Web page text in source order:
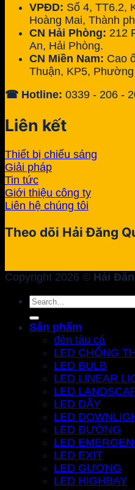
VPĐD: Số 4, TT6.2,
Hoàng Mai, Thành
CN Hải Phòng: 212
An, Hải Phòng.
CN Miền Nam: Cao
Thuận, KP5,
☎ Hotline: 0339 - 206 -
Liên kết
Thiết bị chiếu sáng
Giải pháp
Tin tức
Giới thiệu công ty
Liên hệ chúng tôi
Theo dõi Hải Đăng
Copyright 2026 © Hải
Search
Sản phẩm
đèn tàu cá
LED CHỐNG
LED BULB
LED LINEAR
LED
LED DÂY
LED
LED ĐƯỜNG
LED
LED EXIT
LED GƯƠNG
LED HIGHBAY